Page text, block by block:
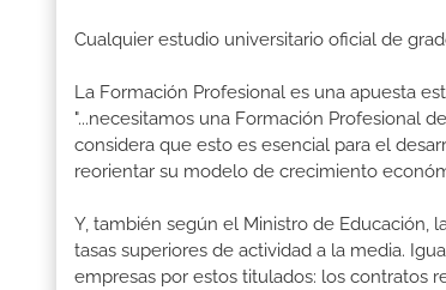
Cualquier estudio universitario oficial de
La Formación Profesional es una apuesta
"...necesitamos una Formación Profesional
considera que esto es esencial para el
reorientar su modelo de crecimiento
Y, también según el Ministro de Educación,
tasas superiores de actividad a la media.
empresas por estos titulados: los contratos